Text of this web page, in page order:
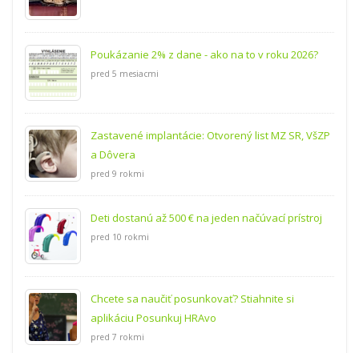
Poukázanie 2% z dane - ako na to v roku 2026?
pred 5 mesiacmi
Zastavené implantácie: Otvorený list MZ SR, VšZP
a Dôvera
pred 9 rokmi
Deti dostanú až 500 € na jeden načúvací prístroj
pred 10 rokmi
Chcete sa naučiť posunkovať? Stiahnite si
aplikáciu Posunkuj HRAvo
pred 7 rokmi